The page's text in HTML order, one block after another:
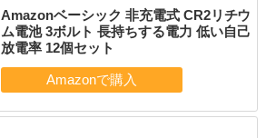
Amazonベーシック 非充電式 CR2リチウ
ム電池 3ボルト 長持ちする電力 低い自己
放電率 12個セット